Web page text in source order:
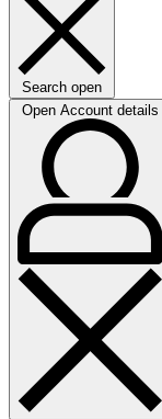
Search open
Open Account details